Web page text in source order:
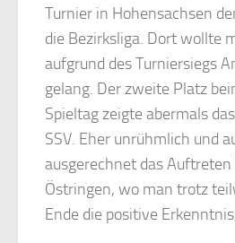
Turnier in Hohensachsen
die Bezirksliga. Dort wollte
aufgrund des Turniersiegs
gelang. Der zweite Platz
Spieltag zeigte abermals
SSV. Eher unrühmlich und
ausgerechnet das
Östringen, wo man trotz
Ende die positive